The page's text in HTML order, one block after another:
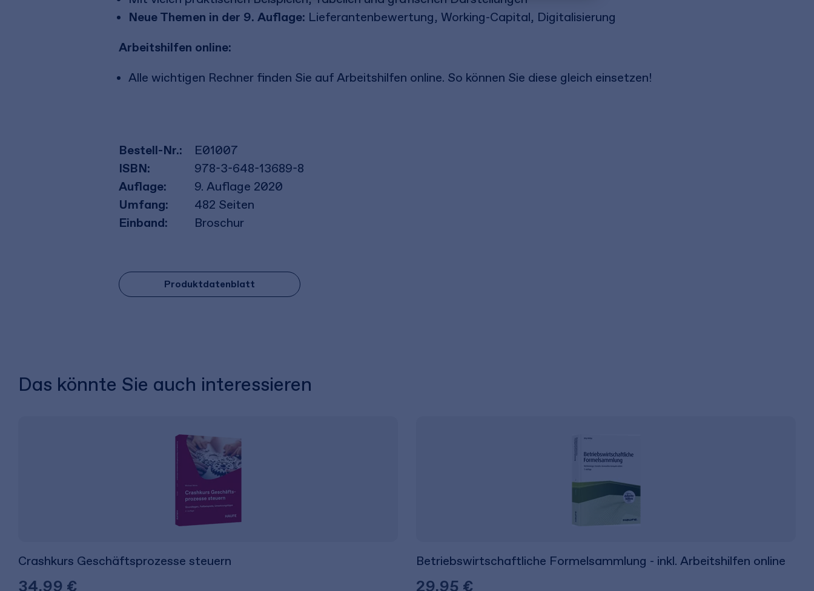
Neue Themen in der 9. Auflage: Lieferantenbewertung, Working-Capital, Digitalisierung
Arbeitshilfen online:
Alle wichtigen Rechner finden Sie auf Arbeitshilfen online. So können Sie diese gleich einsetzen!
Bestell-Nr.:
E01007
ISBN:
978-3-648-13689-8
Auflage:
9. Auflage 2020
Umfang:
482 Seiten
Einband:
Broschur
Produktdatenblatt
Das könnte Sie auch interessieren
Crashkurs Geschäftsprozesse steuern
34,99 €
Betriebswirtschaftliche Formelsammlung - inkl. Arbeitshilfen online
29,95 €